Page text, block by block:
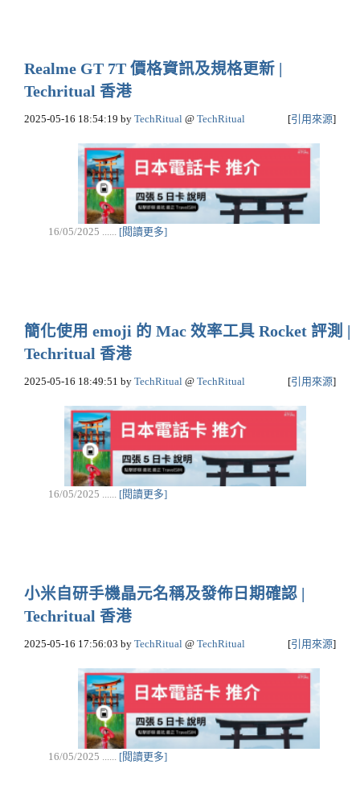
Realme GT 7T 價格資訊及規格更新 |
Techritual 香港
2025-05-16 18:54:19 by TechRitual @ TechRitual [引用來源]
16/05/2025 ...... [閱讀更多]
簡化使用 emoji 的 Mac 效率工具 Rocket 評測 |
Techritual 香港
2025-05-16 18:49:51 by TechRitual @ TechRitual [引用來源]
16/05/2025 ...... [閱讀更多]
小米自研手機晶元名稱及發佈日期確認 |
Techritual 香港
2025-05-16 17:56:03 by TechRitual @ TechRitual [引用來源]
16/05/2025 ...... [閱讀更多]